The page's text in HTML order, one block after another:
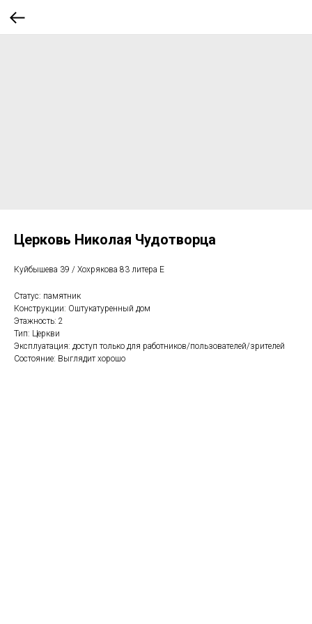
Церковь Николая Чудотворца
Куйбышева 39 / Хохрякова 83 литера Е
Статус: памятник
Конструкции: Оштукатуренный дом
Этажность: 2
Тип: Церкви
Эксплуатация: доступ только для работников/пользователей/зрителей
Состояние: Выглядит хорошо